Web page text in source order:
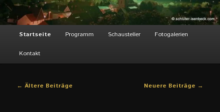
Hauptmenü
Startseite Programm Schausteller Fotogalerien
Kontakt
Beitragsnavigation
← Ältere Beiträge Neuere Beiträge →